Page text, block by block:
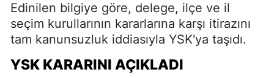
Edinilen bilgiye göre, delege, ilçe ve il
seçim kurullarının kararlarına karşı itirazını
tam kanunsuzluk iddiasıyla YSK'ya taşıdı.
YSK KARARINI AÇIKLADI